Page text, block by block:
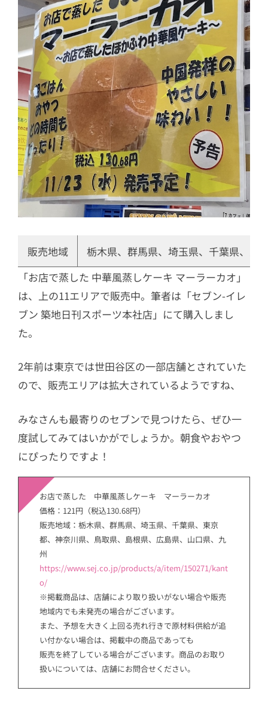
販売地域
栃木県、群馬県、埼玉県、千葉県、東
「お店で蒸した 中華風蒸しケーキ マーラーカオ」
は、上の11エリアで販売中。筆者は「セブン-イレ
ブン 築地日刊スポーツ本社店」にて購入しまし
た。
2年前は東京では世田谷区の一部店舗とされていた
ので、販売エリアは拡大されているようですね、
みなさんも最寄りのセブンで見つけたら、ぜひ一
度試してみてはいかがでしょうか。朝食やおやつ
にぴったりですよ！
お店で蒸した 中華風蒸しケーキ マーラーカオ
価格：121円（税込130.68円）
販売地域：栃木県、群馬県、埼玉県、千葉県、東京
都、神奈川県、鳥取県、島根県、広島県、山口県、九
州
https://www.sej.co.jp/products/a/item/150271/kant
o/
※掲載商品は、店舗により取り扱いがない場合や販売
地域内でも未発売の場合がございます。
また、予想を大きく上回る売れ行きで原材料供給が追
い付かない場合は、掲載中の商品であっても
販売を終了している場合がございます。商品のお取り
扱いについては、店舗にお問合せください。